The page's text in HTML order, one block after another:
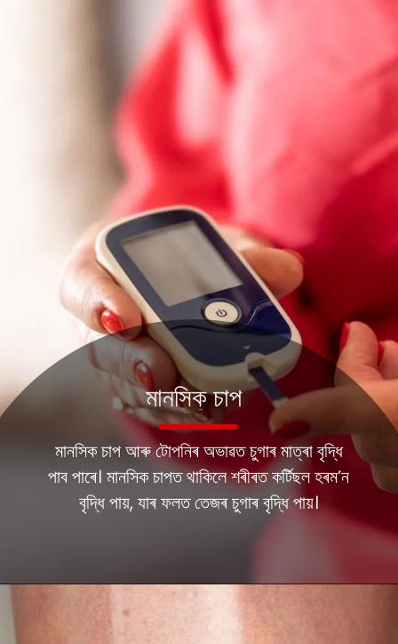
মানসিক চাপ আৰু টোপনিৰ অভাৱত চুগাৰ মাত্ৰা বৃদ্ধি
পাব পাৰে। মানসিক চাপত থাকিলে শৰীৰত কৰ্টিছল হৰম’ন
বৃদ্ধি পায়, যাৰ ফলত তেজৰ চুগাৰ বৃদ্ধি পায়।
মানসিক চাপ